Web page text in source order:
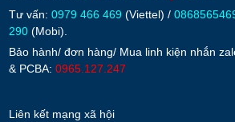
Tư vấn: 0979 466 469 (Viettel) /
290 (Mobi).
Bảo hành/ đơn hàng/ Mua linh kiện nhắn
& PCBA: 0965.127.247
Liên kết mạng xã hội